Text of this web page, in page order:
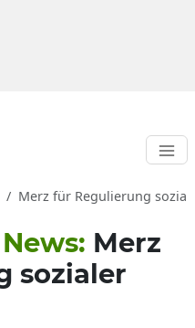
Merz für Regulierung
Merz
sozialer